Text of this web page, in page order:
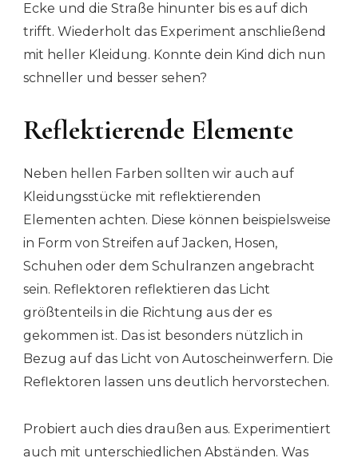
Ecke und die Straße hinunter bis es auf dich
trifft. Wiederholt das Experiment anschließend
mit heller Kleidung. Konnte dein Kind dich nun
schneller und besser sehen?
Reflektierende Elemente
Neben hellen Farben sollten wir auch auf
Kleidungsstücke mit reflektierenden
Elementen achten. Diese können beispielsweise
in Form von Streifen auf Jacken, Hosen,
Schuhen oder dem Schulranzen angebracht
sein. Reflektoren reflektieren das Licht
größtenteils in die Richtung aus der es
gekommen ist. Das ist besonders nützlich in
Bezug auf das Licht von Autoscheinwerfern. Die
Reflektoren lassen uns deutlich hervorstechen.
Probiert auch dies draußen aus. Experimentiert
auch mit unterschiedlichen Abständen. Was